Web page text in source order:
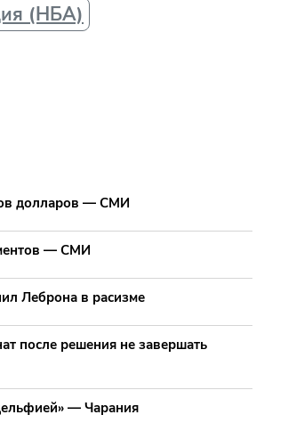
(НБА)
долларов — СМИ
— СМИ
Леброна в расизме
после решения не завершать
— Чарания